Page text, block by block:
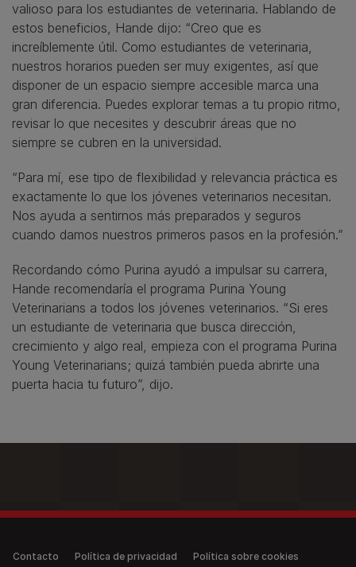
valioso para los estudiantes de veterinaria. Hablando de
estos beneficios, Hande dijo: “Creo que es
increíblemente útil. Como estudiantes de veterinaria,
nuestros horarios pueden ser muy exigentes, así que
disponer de un espacio siempre accesible marca una
gran diferencia. Puedes explorar temas a tu propio ritmo,
revisar lo que necesites y descubrir áreas que no
siempre se cubren en la universidad.
“Para mí, ese tipo de flexibilidad y relevancia práctica es
exactamente lo que los jóvenes veterinarios necesitan.
Nos ayuda a sentirnos más preparados y seguros
cuando damos nuestros primeros pasos en la profesión.”
Recordando cómo Purina ayudó a impulsar su carrera,
Hande recomendaría el programa Purina Young
Veterinarians a todos los jóvenes veterinarios. “Si eres
un estudiante de veterinaria que busca dirección,
crecimiento y algo real, empieza con el programa Purina
Young Veterinarians; quizá también pueda abrirte una
puerta hacia tu futuro”, dijo.
Legal (anonymous)
Contacto Política de privacidad Política sobre cookies